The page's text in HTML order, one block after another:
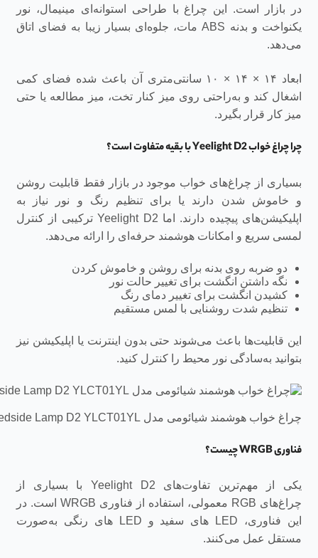
در بازار است. این چراغ با طراحی استوانه‌ای مینیمال، نور
یکنواخت و بدنه ABS مات، جلوه‌ای بسیار زیبا به فضای اتاق
می‌دهد.
ابعاد ۱۴ × ۱۴ × ۱۰ سانتی‌متری آن باعث شده فضای کمی
اشغال کند و به‌راحتی روی میز کنار تخت، میز مطالعه یا حتی
میز کار قرار بگیرد.
چرا چراغ خواب Yeelight D2 با بقیه متفاوت است؟
بسیاری از چراغ‌های خواب موجود در بازار فقط قابلیت روشن
و خاموش شدن دارند یا برای تنظیم رنگ و نور نیاز به
اپلیکیشن‌های پیچیده دارند. اما Yeelight D2 ترکیبی از کنترل
لمسی سریع و امکانات هوشمند حرفه‌ای را ارائه می‌دهد.
دو ضربه روی بدنه برای روشن و خاموش کردن
نگه داشتن انگشت برای تغییر حالت نور
کشیدن انگشت برای تغییر دمای رنگ
تنظیم شدت روشنایی با لمس مستقیم
این قابلیت‌ها باعث می‌شوند حتی بدون اینترنت یا اپلیکیشن نیز
بتوانید به‌سادگی نور محیط را کنترل کنید.
چراغ خواب هوشمند شیائومی مدل Xiaomi Yeelight Bedside Lamp D2 YLCT01YL
فناوری WRGB چیست؟
یکی از مهم‌ترین تفاوت‌های Yeelight D2 با بسیاری از
چراغ‌های RGB معمولی، استفاده از فناوری WRGB است. در
این فناوری، LED های سفید و LED های رنگی به‌صورت
مستقل عمل می‌کنند.